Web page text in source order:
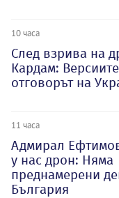
10 часа
След взрива на
Кардам:
отговорът на
11 часа
Адмирал
у нас дрон: Няма
преднамерени
България